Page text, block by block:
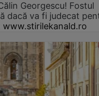
Georgescu! Fostul
dacă va fi judecat
www.stirilekanald.ro